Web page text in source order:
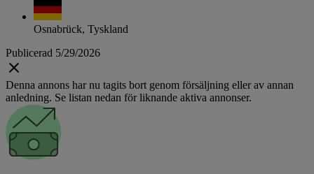
Osnabrück, Tyskland
Publicerad 5/29/2026
Denna annons har nu tagits bort genom försäljning eller av annan
anledning. Se listan nedan för liknande aktiva annonser.